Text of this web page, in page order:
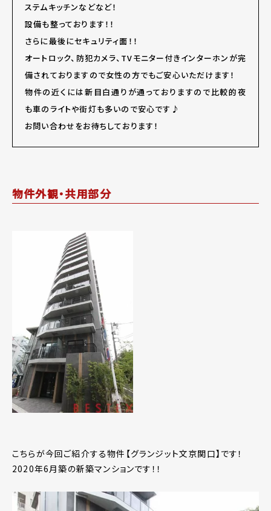
ステムキッチンなどなど！
設備も整っております！！
さらに最後にセキュリティ面！！
オートロック、防犯カメラ、TVモニター付きインターホンが完
備されておりますので女性の方でもご安心いただけます！
物件の近くには新目白通りが通っておりますので比較的夜
も車のライトや街灯も多いので安心です♪
お問い合わせをお待ちしております！
物件外観・共用部分
こちらが今回ご紹介する物件【グランジット文京関口】です！
2020年6月築の新築マンションです！！